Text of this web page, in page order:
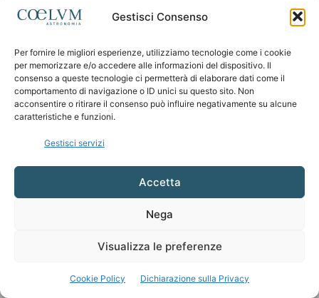
Gestisci Consenso
Per fornire le migliori esperienze, utilizziamo tecnologie come i cookie
per memorizzare e/o accedere alle informazioni del dispositivo. Il
consenso a queste tecnologie ci permetterà di elaborare dati come il
comportamento di navigazione o ID unici su questo sito. Non
acconsentire o ritirare il consenso può influire negativamente su alcune
caratteristiche e funzioni.
Gestisci servizi
Accetta
Nega
Visualizza le preferenze
Cookie Policy Dichiarazione sulla Privacy
SEGUICI